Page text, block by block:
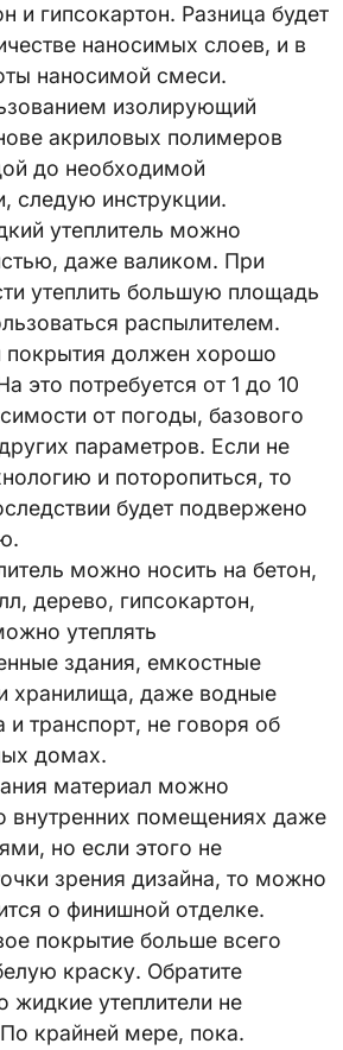
и гипсокартон. Разница будет
наносимых слоев, и в
наносимой смеси.
изолирующий
акриловых полимеров
до необходимой
следую инструкции.
утеплитель можно
даже валиком. При
утеплить большую площадь
распылителем.
должен хорошо
это потребуется от 1 до 10
от погоды, базового
параметров. Если не
и поторопиться, то
будет подвержено
можно носить на бетон,
дерево, гипсокартон,
утеплять
здания, емкостные
хранилища, даже водные
и транспорт, не говоря об
домах.
материал можно
внутренних помещениях даже
но если этого не
зрения дизайна, то можно
о финишной отделке.
покрытие больше всего
краску. Обратите
жидкие утеплители не
крайней мере, пока.